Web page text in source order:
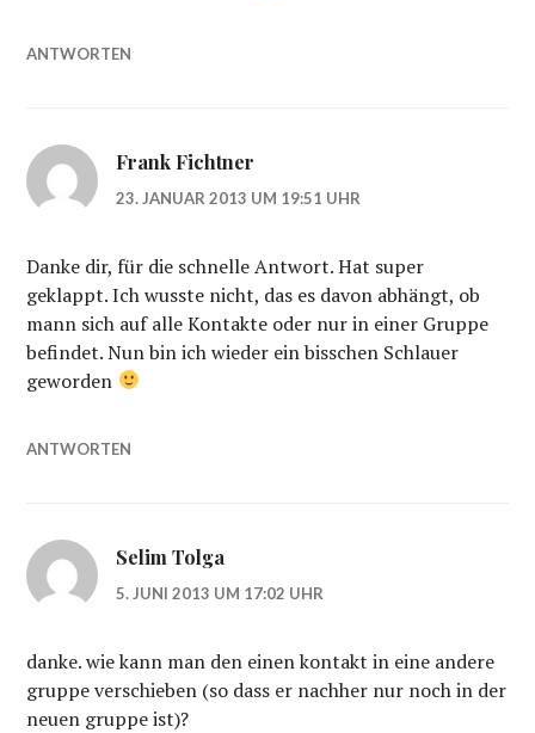
ANTWORTEN
Frank Fichtner
23. JANUAR 2013 UM 19:51 UHR
Danke dir, für die schnelle Antwort. Hat super
geklappt. Ich wusste nicht, das es davon abhängt, ob
mann sich auf alle Kontakte oder nur in einer Gruppe
befindet. Nun bin ich wieder ein bisschen Schlauer
geworden
ANTWORTEN
Selim Tolga
5. JUNI 2013 UM 17:02 UHR
danke. wie kann man den einen kontakt in eine andere
gruppe verschieben (so dass er nachher nur noch in der
neuen gruppe ist)?